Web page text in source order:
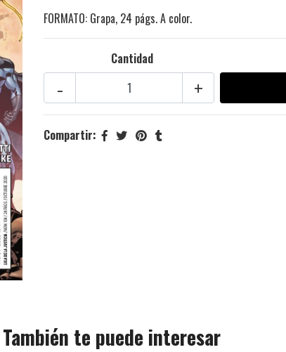
FORMATO: Grapa, 24 págs. A color.
Cantidad
+
-
Compartir:
También te puede interesar